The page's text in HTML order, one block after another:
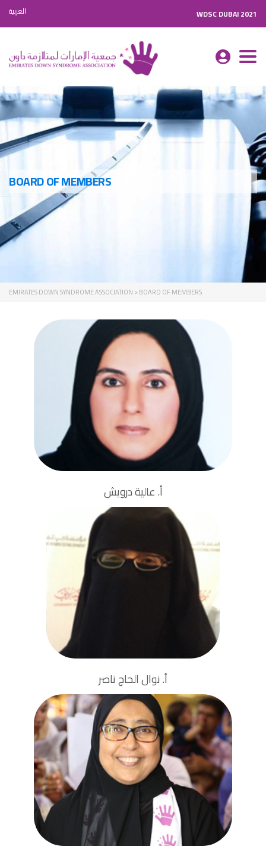
العربية WDSC DUBAI 2021
BOARD OF MEMBERS
EMIRATES DOWN SYNDROME ASSOCIATION > BOARD OF MEMBERS
أمين السر العام
درجة الماجستير في إدارة الأعمال
أ. عالية درويش
نائب رئيس مجلس
الإدارة
بكالوريوس في ادارة الاعمال وعلوم
أ. نوال الحاج ناصر
رئيس مجلس الإدارة
طبيبة أطفال